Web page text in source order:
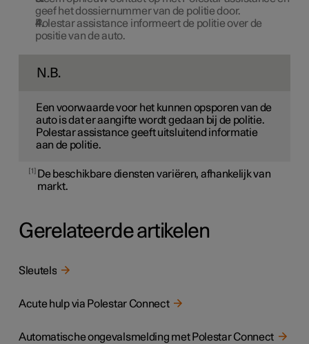
geef het dossiernummer van de politie door.
Polestar assistance informeert de politie over de
positie van de auto.
N.B.
Een voorwaarde voor het kunnen opsporen van de
auto is dat er aangifte wordt gedaan bij de politie.
Polestar assistance geeft uitsluitend informatie
aan de politie.
1
De beschikbare diensten variëren, afhankelijk van
markt.
Gerelateerde artikelen
Sleutels
Acute hulp via Polestar Connect
Automatische ongevalsmelding met Polestar Connect